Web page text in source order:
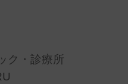
ク・診療所